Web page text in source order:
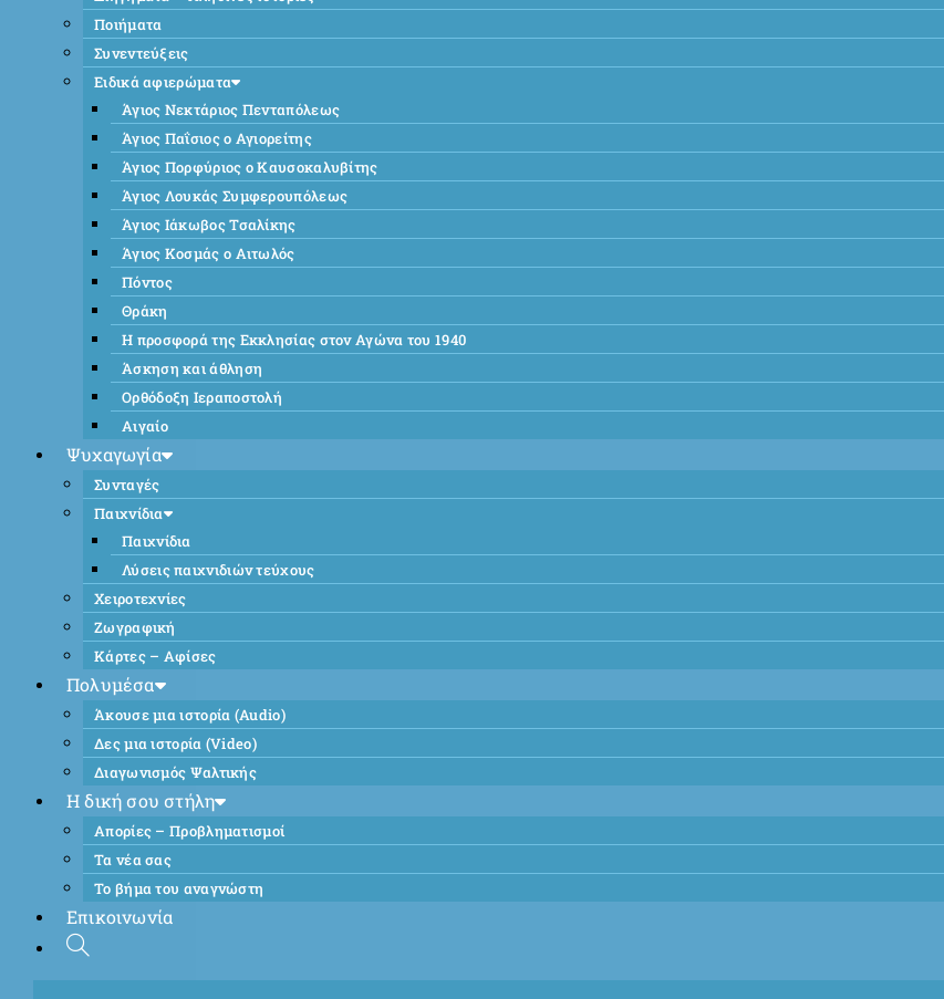
Ποιήματα
Συνεντεύξεις
Ειδικά αφιερώματα
Άγιος Νεκτάριος Πενταπόλεως
Άγιος Παΐσιος ο Αγιορείτης
Άγιος Πορφύριος ο Καυσοκαλυβίτης
Άγιος Λουκάς Συμφερουπόλεως
Άγιος Ιάκωβος Τσαλίκης
Άγιος Κοσμάς ο Αιτωλός
Πόντος
Θράκη
Η προσφορά της Εκκλησίας στον Αγώνα του 1940
Άσκηση και άθληση
Ορθόδοξη Ιεραποστολή
Αιγαίο
Ψυχαγωγία
Συνταγές
Παιχνίδια
Παιχνίδια
Λύσεις παιχνιδιών τεύχους
Χειροτεχνίες
Ζωγραφική
Κάρτες – Αφίσες
Πολυμέσα
Άκουσε μια ιστορία (Audio)
Δες μια ιστορία (Video)
Διαγωνισμός Ψαλτικής
Η δική σου στήλη
Απορίες – Προβληματισμοί
Τα νέα σας
Το βήμα του αναγνώστη
Επικοινωνία